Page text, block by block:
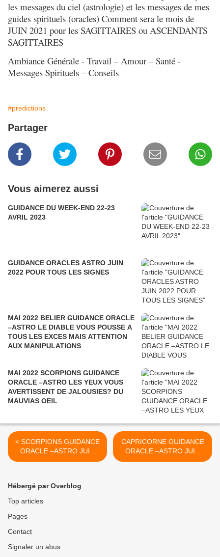
les messages du ciel (astrologie) et les messages de mes
guides spirituels (oracles) Comment sera le mois de
JUIN 2021 pour les SAGITTAIRES ou ASCENDANTS
SAGITTAIRES
Ambiance Générale - Travail – Amour – Santé -
Messages Spirituels – Conseils
#predictions
Partager
Vous aimerez aussi
GUIDANCE DU WEEK-END 22-23
AVRIL 2023
GUIDANCE ORACLES ASTRO JUIN
2022 POUR TOUS LES SIGNES
MAI 2022 BELIER GUIDANCE ORACLE
–ASTRO LE DIABLE VOUS POUSSE A
TOUS LES EXCES MAIS ATTENTION
AUX MANIPULATIONS
MAI 2022 SCORPIONS GUIDANCE
ORACLE –ASTRO LES YEUX VOUS
AVERTISSENT DE JALOUSIES? DU
MAUVIAS OEIL
< SCORPIONS GUIDANCE
ORACLE –ASTRO JUIN
2021 L’ARAIGNEE VOUS
CAPRICORNE GUIDANCE
ORACLE –ASTRO JUIN
2021 LE BLE VOUS
Hébergé par Overblog
Top articles
Pages
Contact
Signaler un abus